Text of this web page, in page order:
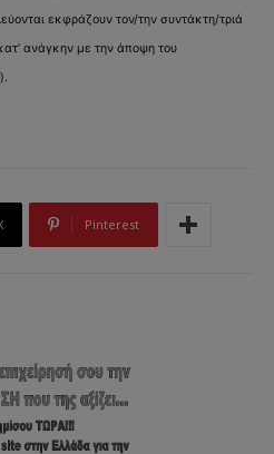
εκφράζουν τον/την συντάκτη/τριά
ανάγκην με την άποψη του
Pinterest